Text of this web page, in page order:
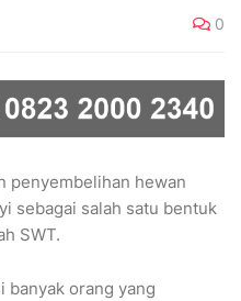
0
penyembelihan hewan
sebagai salah satu bentuk
SWT.
banyak orang yang